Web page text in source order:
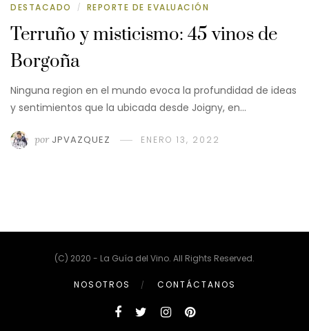
DESTACADO / REPORTE DE EVALUACIÓN
Terruño y misticismo: 45 vinos de
Borgoña
Ninguna region en el mundo evoca la profundidad de ideas
y sentimientos que la ubicada desde Joigny, en…
por JPVAZQUEZ ENERO 13, 2022
(C) 2020 - La Guía del Vino. All Rights Reserved.
NOSOTROS CONTÁCTANOS